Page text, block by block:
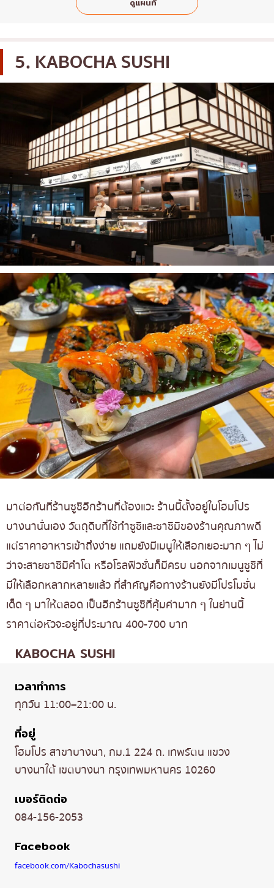
ดูแผนที่
5. KABOCHA SUSHI
มาต่อกันที่ร้านซูชิอีกร้านที่ต้องแวะ ร้านนี้ตั้งอยู่ในโฮมโปร
บางนานั่นเอง วัตถุดิบที่ใช้ทำซูชิและซาชิมิของร้านคุณภาพดี
แต่ราคาอาหารเข้าถึงง่าย แถมยังมีเมนูให้เลือกเยอะมาก ๆ ไม่
ว่าจะสายซาชิมิคำโต หรือโรลฟิวชั่นก็มีครบ นอกจากเมนูซูชิที่
มีให้เลือกหลากหลายแล้ว ที่สำคัญคือทางร้านยังมีโปรโมชั่น
เด็ด ๆ มาให้ตลอด เป็นอีกร้านซูชิที่คุ้มค่ามาก ๆ ในย่านนี้
ราคาต่อหัวจะอยู่ที่ประมาณ 400-700 บาท
KABOCHA SUSHI
เวลาทำการ
ทุกวัน 11:00–21:00 น.
ที่อยู่
โฮมโปร สาขาบางนา, กม.1 224 ถ. เทพรัตน แขวง
บางนาใต้ เขตบางนา กรุงเทพมหานคร 10260
เบอร์ติดต่อ
084-156-2053
Facebook
facebook.com/Kabochasushi